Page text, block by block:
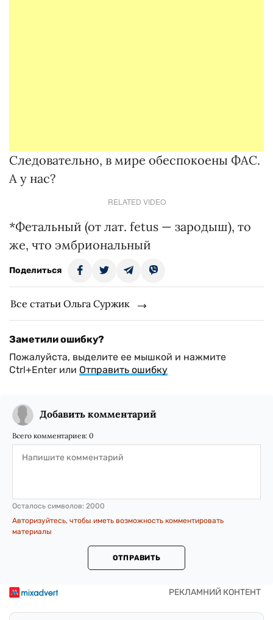
Следовательно, в мире обеспокоены ФАС.
А у нас?
RELATED VIDEO
*Фетальный (от лат. fetus — зародыш), то
же, что эмбриональный
Поделиться
Все статьи Ольга Суржик
Заметили ошибку?
Пожалуйста, выделите ее мышкой и нажмите
Ctrl+Enter или Отправить ошибку
Добавить комментарий
Всего комментариев: 0
Осталось символов: 2000
Авторизуйтесь, чтобы иметь возможность комментировать
материалы
ОТПРАВИТЬ